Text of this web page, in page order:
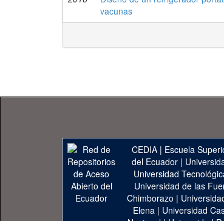
vacunas
CEDIA | Escuela
del Ecuador|
Universidad
Universidad de las
Chimborazo |
Elena | Universidad